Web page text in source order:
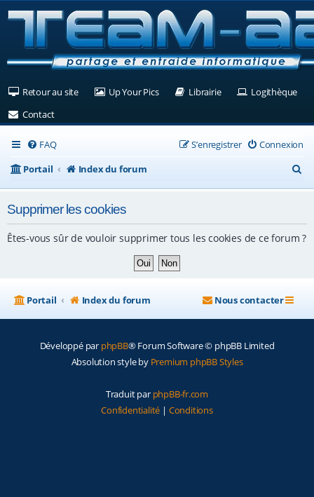
Retour au site(Ouvre un nouvel onglet)
Up Your Pics(Ouvre un nouvel onglet)
Librairie(Ouvre un nouvel
Logithèque
Contact(Ouvre un nouvel onglet)
FAQ Connexion
S’enregistrer
Portail
Index du forum
e
Supprimer les cookies
Êtes-vous sûr de vouloir supprimer tous les cookies de ce forum ?
Portail Index du forum Nous contacter
Développé par phpBB® Forum Software © phpBB Limited
Absolution style by Premium phpBB Styles
Traduit par phpBB-fr.com
Confidentialité | Conditions